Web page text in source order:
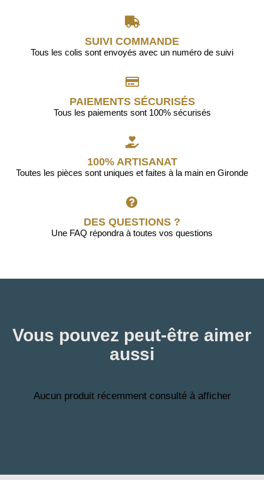
SUIVI COMMANDE
Tous les colis sont envoyés avec un numéro de suivi
PAIEMENTS SÉCURISÉS
Tous les paiements sont 100% sécurisés
100% ARTISANAT
Toutes les pièces sont uniques et faites à la main en Gironde
DES QUESTIONS ?
Une FAQ répondra à toutes vos questions
Vous pouvez peut-être aimer
aussi
Aucun produit récemment consulté à afficher